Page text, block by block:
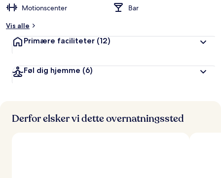
Motionscenter
Bar
Vis alle
Primære faciliteter (12)
Føl dig hjemme (6)
Derfor elsker vi dette overnatningssted